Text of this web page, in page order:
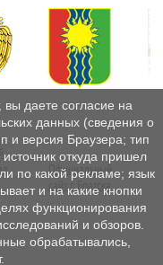
Официальный
сайт г. Братска
даете согласие на
данных (сведения о
и версия Браузера; тип
откуда пришел
по какой рекламе; язык
и на какие кнопки
функционирования
и обзоров.
обрабатывались,